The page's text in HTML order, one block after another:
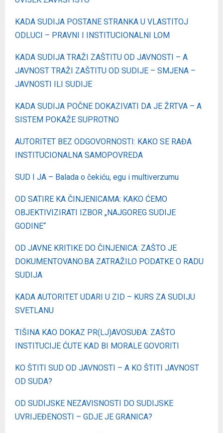
KADA SUDIJA POSTANE STRANKA U VLASTITOJ
ODLUCI – PRAVNI I INSTITUCIONALNI LOM
KADA SUDIJA TRAŽI ZAŠTITU OD JAVNOSTI – A
JAVNOST TRAŽI ZAŠTITU OD SUDIJE – SMJENA –
JAVNOSTI ILI SUDIJE
KADA SUDIJA POČNE DOKAZIVATI DA JE ŽRTVA – A
SISTEM POKAŽE SUPROTNO
AUTORITET BEZ ODGOVORNOSTI: KAKO SE RAĐA
INSTITUCIONALNA SAMOPOVREDA
SUD I JA – Balada o čekiću, egu i multiverzumu
OD SATIRE KA ČINJENICAMA: KAKO ĆEMO
OBJEKTIVIZIRATI IZBOR „NAJGOREG SUDIJE
GODINE“
OD JAVNE KRITIKE DO ČINJENICA: ZAŠTO JE
DOKUMENTOVANO.BA ZATRAŽILO PODATKE O RADU
SUDIJA
KADA AUTORITET UDARI U ZID – KURS ZA SUDIJU
SVETLANU
TIŠINA KAO DOKAZ PR(LJ)AVOSUĐA: ZAŠTO
INSTITUCIJE ĆUTE KAD BI MORALE GOVORITI
KO ŠTITI SUD OD JAVNOSTI – A KO ŠTITI JAVNOST
OD SUDA?
OD SUDIJSKE NEZAVISNOSTI DO SUDIJSKE
UVRIJEĐENOSTI – GDJE JE GRANICA?